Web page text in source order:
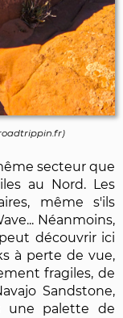
secteur que
au Nord. Les
même s'ils
Néanmoins,
découvrir ici
à perte de vue,
fragiles, de
Sandstone,
une palette de